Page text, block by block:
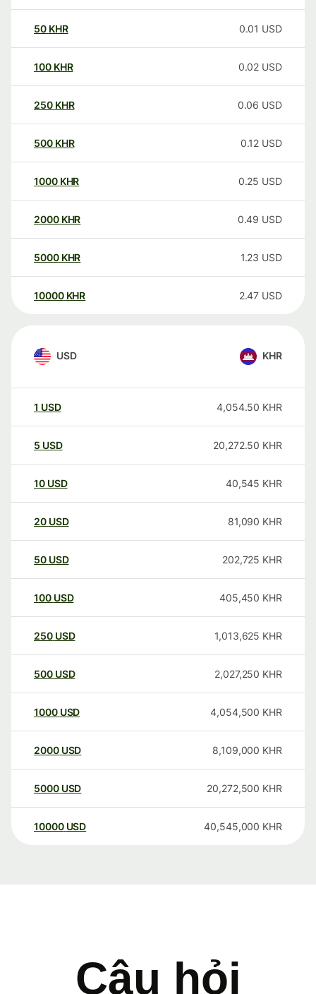
50 KHR 0.01 USD
100 KHR 0.02 USD
250 KHR 0.06 USD
500 KHR 0.12 USD
1000 KHR 0.25 USD
2000 KHR 0.49 USD
5000 KHR 1.23 USD
10000 KHR 2.47 USD
USD KHR
1 USD 4,054.50 KHR
5 USD 20,272.50 KHR
10 USD 40,545 KHR
20 USD 81,090 KHR
50 USD 202,725 KHR
100 USD 405,450 KHR
250 USD 1,013,625 KHR
500 USD 2,027,250 KHR
1000 USD 4,054,500 KHR
2000 USD 8,109,000 KHR
5000 USD 20,272,500 KHR
10000 USD 40,545,000 KHR
Câu hỏi